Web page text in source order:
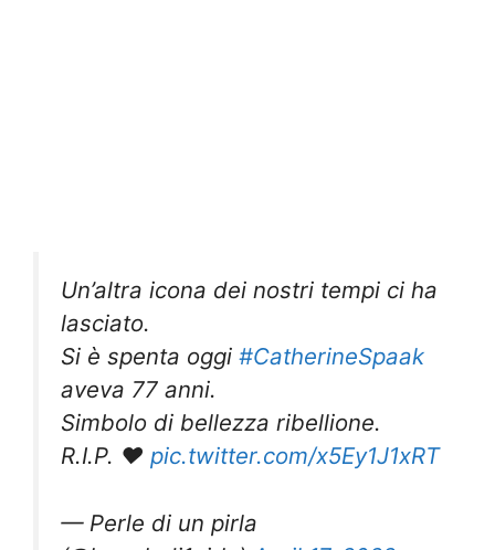
Un’altra icona dei nostri tempi ci ha
lasciato.
Si è spenta oggi #CatherineSpaak
aveva 77 anni.
Simbolo di bellezza ribellione.
R.I.P. ❤️ pic.twitter.com/x5Ey1J1xRT
— Perle di un pirla